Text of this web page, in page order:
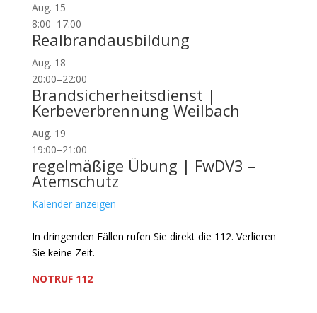
Aug. 15
8:00–17:00
Realbrandausbildung
Aug. 18
20:00–22:00
Brandsicherheitsdienst |
Kerbeverbrennung Weilbach
Aug. 19
19:00–21:00
regelmäßige Übung | FwDV3 –
Atemschutz
Kalender anzeigen
In dringenden Fällen rufen Sie direkt die 112. Verlieren
Sie keine Zeit.
NOTRUF 112